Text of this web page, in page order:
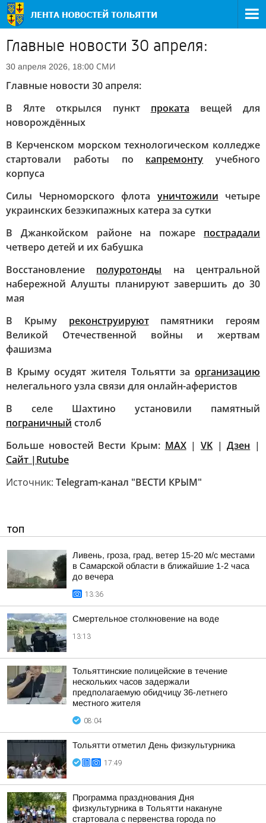
Главные новости 30 апреля:
30 апреля 2026, 18:00 СМИ
Главные новости 30 апреля:
В Ялте открылся пункт проката вещей для
новорождённых
В Керченском морском технологическом колледже
стартовали работы по капремонту учебного
корпуса
Силы Черноморского флота уничтожили четыре
украинских безэкипажных катера за сутки
В Джанкойском районе на пожаре пострадали
четверо детей и их бабушка
Восстановление полуротонды на центральной
набережной Алушты планируют завершить до 30
мая
В Крыму реконструируютпамятники героям
Великой Отечественной войны и жертвам
фашизма
В Крыму осудят жителя Тольятти за организацию
нелегального узла связи для онлайн-аферистов
В селе Шахтино установили памятный
пограничный столб
Больше новостей Вести Крым: MAX|VK |Дзен |
Сайт | Rutube
Источник: Telegram-канал "ВЕСТИ КРЫМ"
ТОП
Ливень, гроза, град, ветер 15-20 м/с местами
в Самарской области в ближайшие 1-2 часа
до вечера
13:36
Смертельное столкновение на воде
13:13
Тольяттинские полицейские в течение
нескольких часов задержали
предполагаемую обидчицу 36-летнего
местного жителя
08:04
Тольятти отметил День физкультурника
17:49
Программа празднования Дня
физкультурника в Тольятти накануне
стартовала с первенства города по